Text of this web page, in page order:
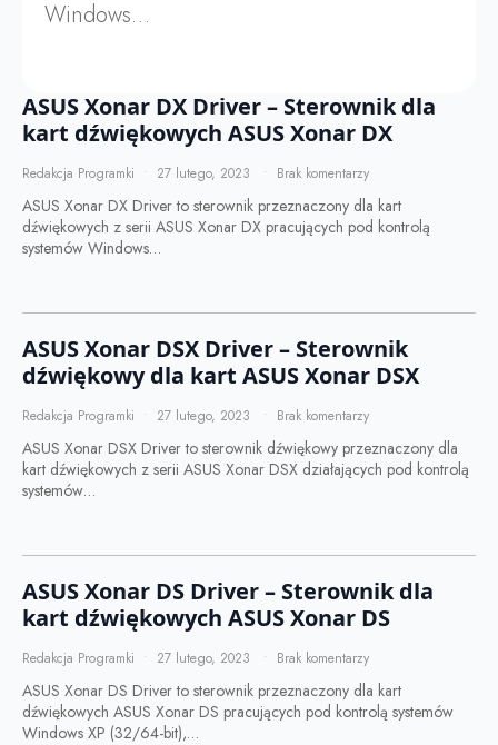
Windows…
ASUS Xonar DX Driver – Sterownik dla
kart dźwiękowych ASUS Xonar DX
Redakcja Programki 27 lutego, 2023 Brak komentarzy
ASUS Xonar DX Driver to sterownik przeznaczony dla kart
dźwiękowych z serii ASUS Xonar DX pracujących pod kontrolą
systemów Windows…
ASUS Xonar DSX Driver – Sterownik
dźwiękowy dla kart ASUS Xonar DSX
Redakcja Programki 27 lutego, 2023 Brak komentarzy
ASUS Xonar DSX Driver to sterownik dźwiękowy przeznaczony dla
kart dźwiękowych z serii ASUS Xonar DSX działających pod kontrolą
systemów…
ASUS Xonar DS Driver – Sterownik dla
kart dźwiękowych ASUS Xonar DS
Redakcja Programki 27 lutego, 2023 Brak komentarzy
ASUS Xonar DS Driver to sterownik przeznaczony dla kart
dźwiękowych ASUS Xonar DS pracujących pod kontrolą systemów
Windows XP (32/64-bit),…